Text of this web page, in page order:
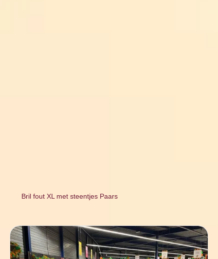
Bril fout XL met steentjes Paars